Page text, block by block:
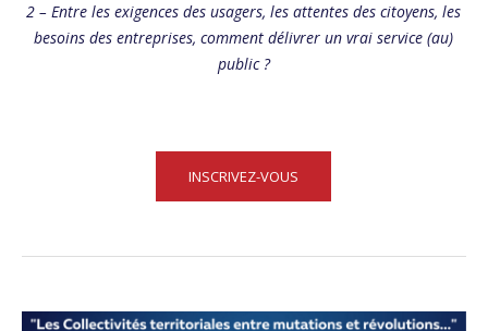
2 – Entre les exigences des usagers, les attentes des citoyens, les
besoins des entreprises, comment délivrer un vrai service (au)
public ?
INSCRIVEZ-VOUS